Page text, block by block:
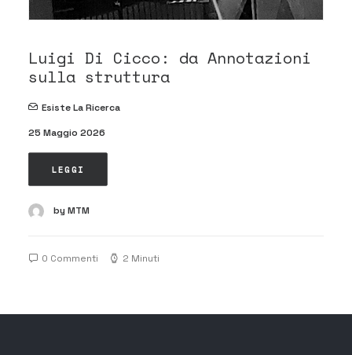
Luigi Di Cicco: da Annotazioni
sulla struttura
Esiste La Ricerca
25 Maggio 2026
LEGGI
by MTM
0 Commenti 2 Minuti